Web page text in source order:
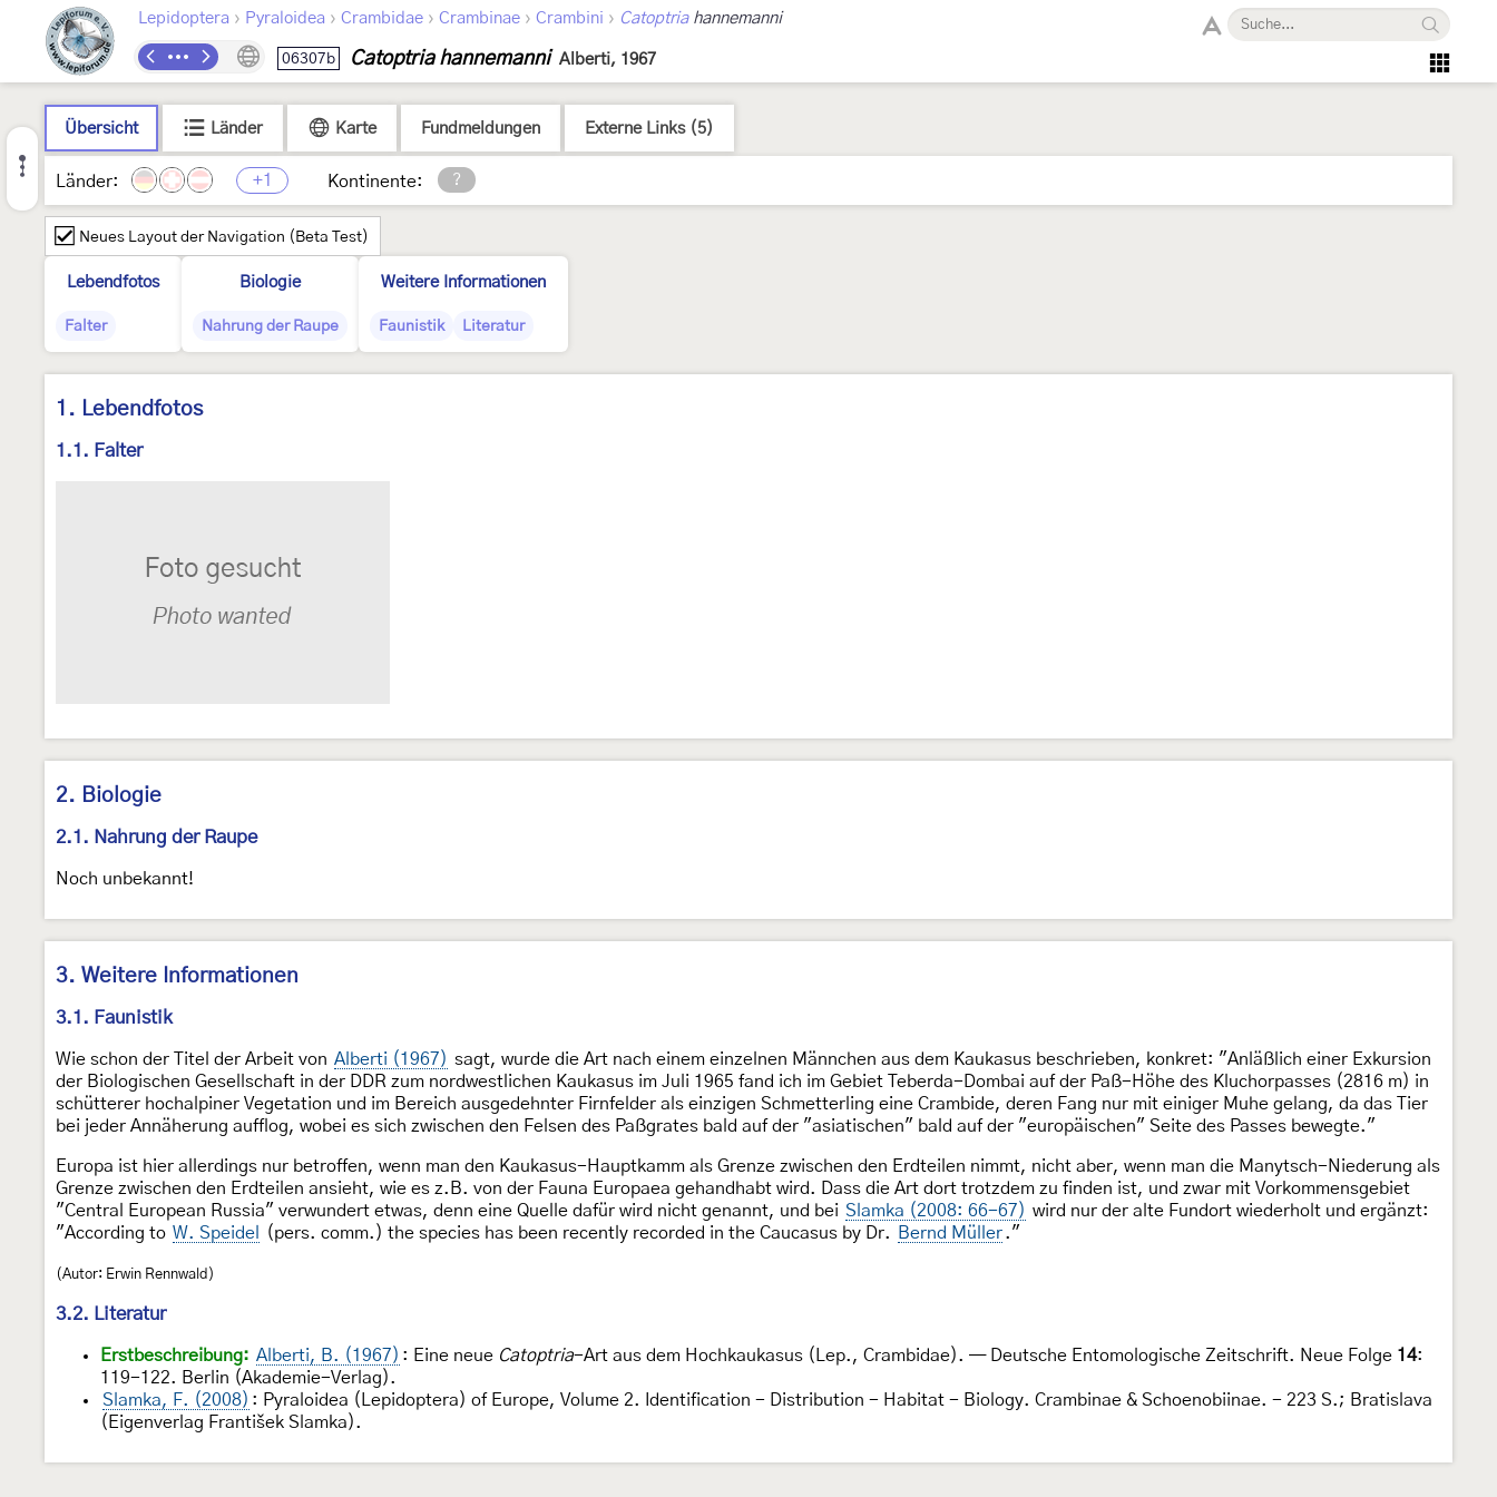
Lepidoptera › Pyraloidea › Crambidae › Crambinae › Crambini › Catoptriahannemanni
06307b Catoptria hannemanni Alberti, 1967
Übersicht Länder Karte Fundmeldungen Externe Links (5)
Länder: +1 Kontinente: ?
Neues Layout der Navigation (Beta Test)
Lebendfotos
Falter
Biologie
Nahrung der Raupe
Weitere Informationen
Faunistik Literatur
1. Lebendfotos
1.1. Falter
2. Biologie
2.1. Nahrung der Raupe
Noch unbekannt!
3. Weitere Informationen
3.1. Faunistik
Wie schon der Titel der Arbeit von Alberti (1967) sagt, wurde die Art nach einem einzelnen Männchen aus dem Kaukasus beschrieben, konkret: "Anläßlich einer Exkursion
der Biologischen Gesellschaft in der DDR zum nordwestlichen Kaukasus im Juli 1965 fand ich im Gebiet Teberda-Dombai auf der Paß-Höhe des Kluchorpasses (2816 m) in
schütterer hochalpiner Vegetation und im Bereich ausgedehnter Firnfelder als einzigen Schmetterling eine Crambide, deren Fang nur mit einiger Muhe gelang, da das Tier
bei jeder Annäherung aufflog, wobei es sich zwischen den Felsen des Paßgrates bald auf der "asiatischen" bald auf der "europäischen" Seite des Passes bewegte."
Europa ist hier allerdings nur betroffen, wenn man den Kaukasus-Hauptkamm als Grenze zwischen den Erdteilen nimmt, nicht aber, wenn man die Manytsch-Niederung als
Grenze zwischen den Erdteilen ansieht, wie es z.B. von der Fauna Europaea gehandhabt wird. Dass die Art dort trotzdem zu finden ist, und zwar mit Vorkommensgebiet
"Central European Russia" verwundert etwas, denn eine Quelle dafür wird nicht genannt, und bei Slamka (2008: 66-67) wird nur der alte Fundort wiederholt und ergänzt:
"According to W. Speidel (pers. comm.) the species has been recently recorded in the Caucasus by Dr. Bernd Müller."
(Autor: Erwin Rennwald)
3.2. Literatur
Erstbeschreibung: Alberti, B. (1967) : Eine neue Catoptria-Art aus dem Hochkaukasus (Lep., Crambidae). — Deutsche Entomologische Zeitschrift. Neue Folge 14:
119-122. Berlin (Akademie-Verlag).
Slamka, F. (2008) : Pyraloidea (Lepidoptera) of Europe, Volume 2. Identification - Distribution - Habitat - Biology. Crambinae & Schoenobiinae. - 223 S.; Bratislava
(Eigenverlag František Slamka).